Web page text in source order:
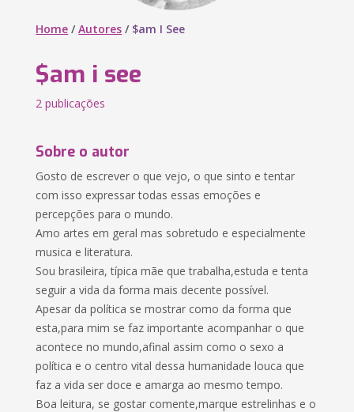
Home /Autores / $am I See
$am i see
2 publicações
Sobre o autor
Gosto de escrever o que vejo, o que sinto e tentar
com isso expressar todas essas emoções e
percepções para o mundo.
Amo artes em geral mas sobretudo e especialmente
musica e literatura.
Sou brasileira, típica mãe que trabalha,estuda e tenta
seguir a vida da forma mais decente possível.
Apesar da política se mostrar como da forma que
esta,para mim se faz importante acompanhar o que
acontece no mundo,afinal assim como o sexo a
política e o centro vital dessa humanidade louca que
faz a vida ser doce e amarga ao mesmo tempo.
Boa leitura, se gostar comente,marque estrelinhas e o